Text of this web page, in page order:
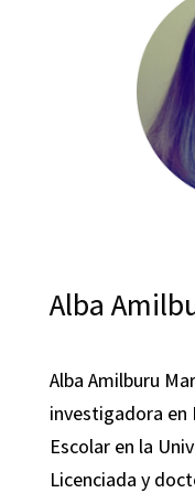
Alba
Alba Amilburu
investigadora en
Escolar en la
Licenciada y